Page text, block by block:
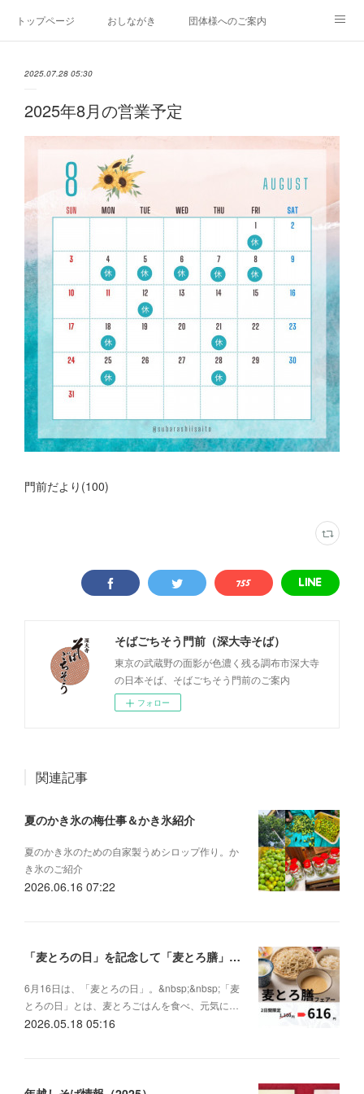
トップページ おしながき 団体様へのご案内
2025.07.28 05:30
2025年8月の営業予定
門前だより (100)
そばごちそう門前（深大寺そば）
東京の武蔵野の面影が色濃く残る調布市深大寺
の日本そば、そばごちそう門前のご案内
フォロー
関連記事
夏のかき氷の梅仕事＆かき氷紹介
夏のかき氷のための自家製うめシロップ作り。か
き氷のご紹介
2026.06.16 07:22
「麦とろの日」を記念して「麦とろ膳」を特別価格616円で提供します
6月16日は、「麦とろの日」。&nbsp;&nbsp;「麦
とろの日」とは、麦とろごはんを食べ、元気に…
2026.05.18 05:16